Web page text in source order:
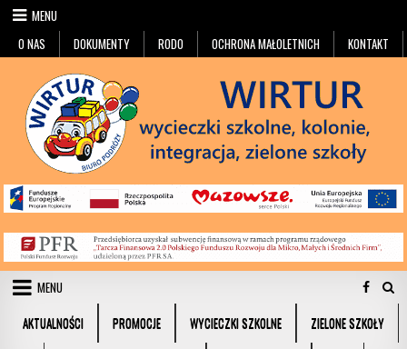
Przejdź do treści
MENU
O NAS
DOKUMENTY RODO OCHRONA MAŁOLETNICH KONTAKT
MENU
AKTUALNOŚCI
PROMOCJE WYCIECZKI SZKOLNE ZIELONE SZKOŁY